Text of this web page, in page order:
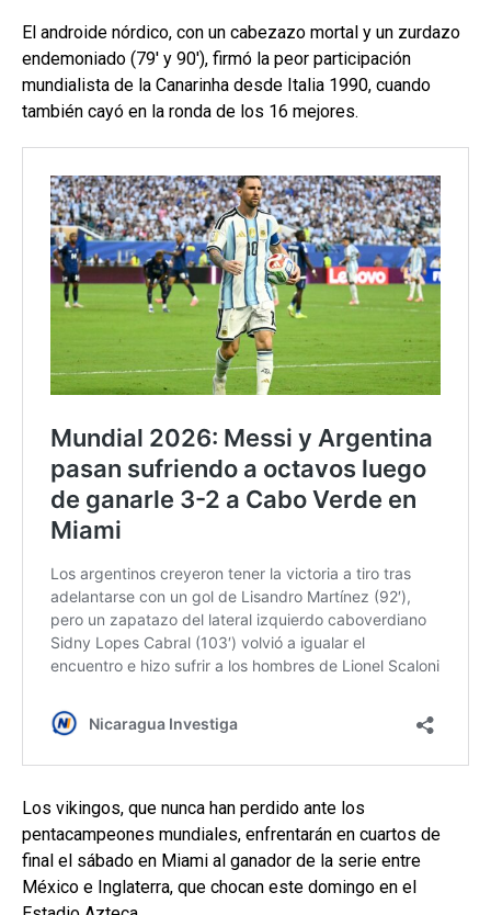
El androide nórdico, con un cabezazo mortal y un zurdazo
endemoniado (79′ y 90′), firmó la peor participación
mundialista de la Canarinha desde Italia 1990, cuando
también cayó en la ronda de los 16 mejores.
Los vikingos, que nunca han perdido ante los
pentacampeones mundiales, enfrentarán en cuartos de
final el sábado en Miami al ganador de la serie entre
México e Inglaterra, que chocan este domingo en el